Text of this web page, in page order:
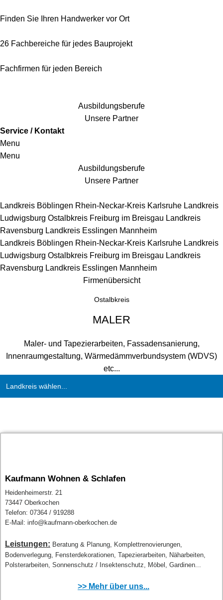
Finden Sie Ihren Handwerker vor Ort
26 Fachbereiche für jedes Bauprojekt
Fachfirmen für jeden Bereich
Ausbildungsberufe
Unsere Partner
Service / Kontakt
Menu
Menu
Ausbildungsberufe
Unsere Partner
Landkreis Böblingen Rhein-Neckar-Kreis Karlsruhe Landkreis
Ludwigsburg Ostalbkreis Freiburg im Breisgau Landkreis
Ravensburg Landkreis Esslingen Mannheim
Landkreis Böblingen Rhein-Neckar-Kreis Karlsruhe Landkreis
Ludwigsburg Ostalbkreis Freiburg im Breisgau Landkreis
Ravensburg Landkreis Esslingen Mannheim
Firmenübersicht
Ostalbkreis
MALER
Maler- und Tapezierarbeiten, Fassadensanierung,
Innenraumgestaltung, Wärmedämmverbundsystem (WDVS)
etc...
Landkreis wählen...
Kaufmann Wohnen & Schlafen
Heidenheimerstr. 21
73447 Oberkochen
Telefon: 07364 / 919288
E-Mail: info@kaufmann-oberkochen.de
Leistungen: Beratung & Planung, Komplettrenovierungen,
Bodenverlegung, Fensterdekorationen, Tapezierarbeiten, Näharbeiten,
Polsterarbeiten, Sonnenschutz / Insektenschutz, Möbel, Gardinen...
>> Mehr über uns...